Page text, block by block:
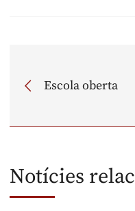
Escola oberta
Notícies